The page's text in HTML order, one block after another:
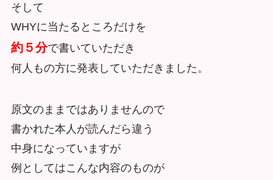
そして
WHYに当たるところだけを
約５分で書いていただき
何人もの方に発表していただきました。
原文のままではありませんので
書かれた本人が読んだら違う
中身になっていますが
例としてはこんな内容のものが